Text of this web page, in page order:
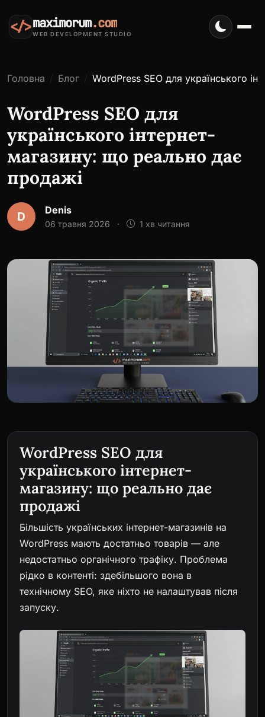
</>maximorum.com
WEB DEVELOPMENT STUDIO
Головна Блог WordPress SEO для українського
WordPress SEO для
українського інтернет-
магазину: що реально дає
продажі
D Denis
06 травня 2026 · 1 хв читання
WordPress SEO для
українського інтернет-
магазину: що реально дає
продажі
Більшість українських інтернет-магазинів на
WordPress мають достатньо товарів — але
недостатньо органічного трафіку. Проблема
рідко в контенті: здебільшого вона в
технічному SEO, яке ніхто не налаштував після
запуску.